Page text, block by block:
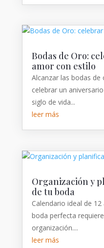
Bodas de Oro:
amor con estilo
Alcanzar las bodas
celebrar un
siglo de vida...
leer más
Organización y
de tu boda
Calendario ideal de
boda perfecta
organización....
leer más